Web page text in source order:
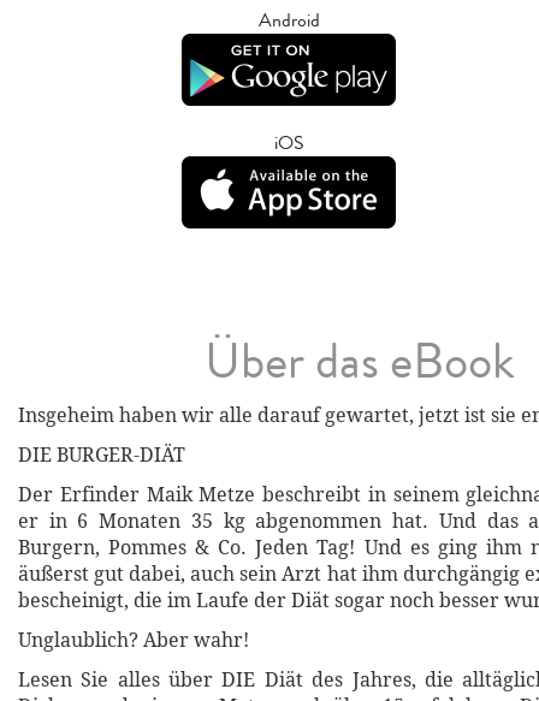
Android
iOS
Über das eBook
Insgeheim haben wir alle darauf gewartet, jetzt ist sie
DIE BURGER-DIÄT
Der Erfinder Maik Metze beschreibt in seinem
er in 6 Monaten 35 kg abgenommen hat. Und das
Burgern, Pommes & Co. Jeden Tag! Und es ging ihm
äußerst gut dabei, auch sein Arzt hat ihm durchgängig
bescheinigt, die im Laufe der Diät sogar noch besser
Unglaublich? Aber wahr!
Lesen Sie alles über DIE Diät des Jahres, die